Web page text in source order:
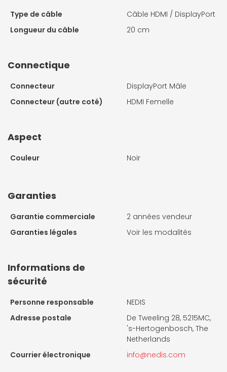
Type de câble
Câble HDMI / DisplayPort
Longueur du câble
20 cm
Connectique
Connecteur
DisplayPort Mâle
Connecteur (autre coté)
HDMI Femelle
Aspect
Couleur Noir
Garanties
Garantie commerciale
2 années vendeur
Garanties légales
Voir les modalités
Informations de
sécurité
Personne responsable
NEDIS
Adresse postale
De Tweeling 28, 5215MC,
's-Hertogenbosch, The
Netherlands
Courrier électronique
info@nedis.com